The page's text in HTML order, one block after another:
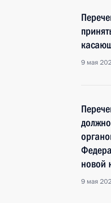
9 мая
новой
9 мая